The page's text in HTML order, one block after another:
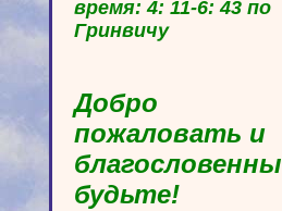
время: 4: 11-6: 43 по
Гринвичу
Добро
пожаловать и
благословенны
будьте!